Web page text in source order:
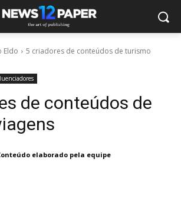
Eldo
5 criadores de conteúdos de turismo
de conteúdos de
elaborado pela equipe